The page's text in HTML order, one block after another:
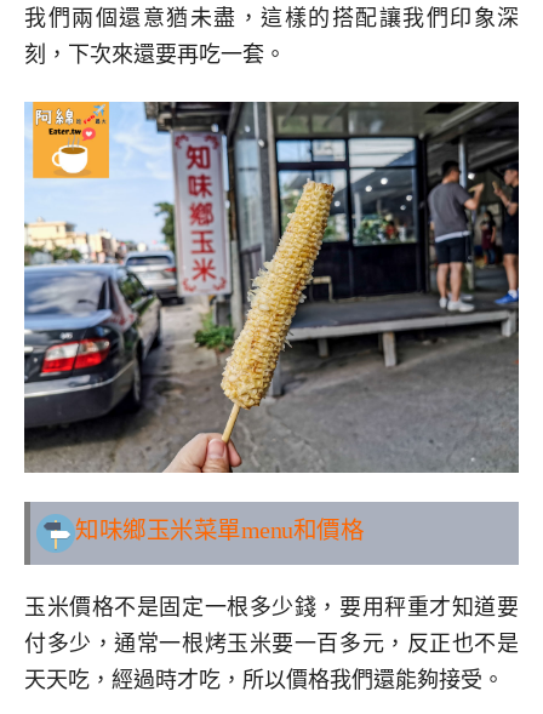
我們兩個還意猶未盡，這樣的搭配讓我們印象深
刻，下次來還要再吃一套。
知味鄉玉米菜單menu和價格
玉米價格不是固定一根多少錢，要用秤重才知道要
付多少，通常一根烤玉米要一百多元，反正也不是
天天吃，經過時才吃，所以價格我們還能夠接受。